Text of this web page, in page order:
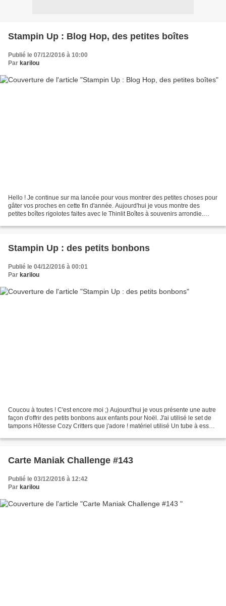
Stampin Up : Blog Hop, des petites boîtes
Publié le 07/12/2016 à 10:00
Par karilou
Hello ! Je continue sur ma lancée pour vous montrer des petites choses pour
gâter vos proches en cette fin d'année. Aujourd'hui je vous montre des
petites boîtes rigolotes faites avec le Thinlit Boîtes à souvenirs arrondie.
Stampin Up : des petits bonbons
Publié le 04/12/2016 à 00:01
Par karilou
Coucou à toutes ! C'est encore moi ;) Aujourd'hui je vous présente une autre
façon d'offrir des petits bonbons aux enfants pour Noël. J'ai utilisé le set de
tampons Hôtesse Cozy Critters que j'adore ! matériel utilisé Un tube à essai
Carte Maniak Challenge #143
Publié le 03/12/2016 à 12:42
Par karilou